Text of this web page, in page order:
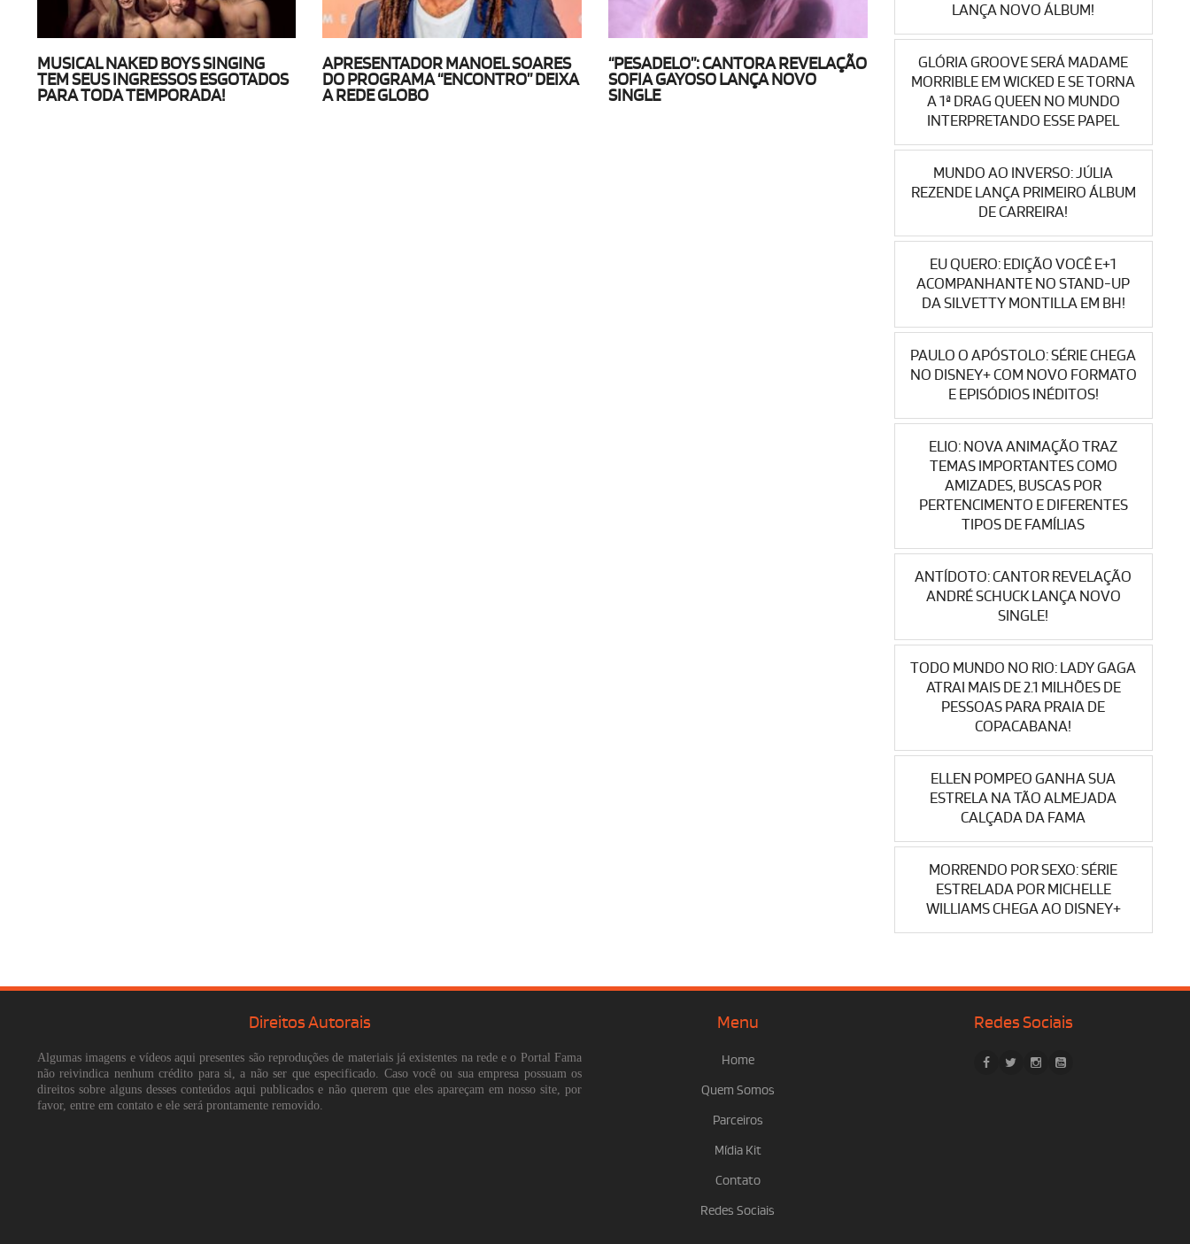
MUSICAL NAKED BOYS SINGING
TEM SEUS INGRESSOS ESGOTADOS
PARA TODA TEMPORADA!
APRESENTADOR MANOEL SOARES
DO PROGRAMA “ENCONTRO” DEIXA
A REDE GLOBO
“PESADELO”: CANTORA REVELAÇÃO
SOFIA GAYOSO LANÇA NOVO
SINGLE
LANÇA NOVO ÁLBUM!
GLÓRIA GROOVE SERÁ MADAME
MORRIBLE EM WICKED E SE TORNA
A 1ª DRAG QUEEN NO MUNDO
INTERPRETANDO ESSE PAPEL
MUNDO AO INVERSO: JÚLIA
REZENDE LANÇA PRIMEIRO ÁLBUM
DE CARREIRA!
EU QUERO: EDIÇÃO VOCÊ E+1
ACOMPANHANTE NO STAND-UP
DA SILVETTY MONTILLA EM BH!
PAULO O APÓSTOLO: SÉRIE CHEGA
NO DISNEY+ COM NOVO FORMATO
E EPISÓDIOS INÉDITOS!
ELIO: NOVA ANIMAÇÃO TRAZ
TEMAS IMPORTANTES COMO
AMIZADES, BUSCAS POR
PERTENCIMENTO E DIFERENTES
TIPOS DE FAMÍLIAS
ANTÍDOTO: CANTOR REVELAÇÃO
ANDRÉ SCHUCK LANÇA NOVO
SINGLE!
TODO MUNDO NO RIO: LADY GAGA
ATRAI MAIS DE 2.1 MILHÕES DE
PESSOAS PARA PRAIA DE
COPACABANA!
ELLEN POMPEO GANHA SUA
ESTRELA NA TÃO ALMEJADA
CALÇADA DA FAMA
MORRENDO POR SEXO: SÉRIE
ESTRELADA POR MICHELLE
WILLIAMS CHEGA AO DISNEY+
Direitos Autorais
Algumas imagens e vídeos aqui presentes são reproduções de materiais já existentes na rede e o Portal Fama
não reivindica nenhum crédito para si, a não ser que especificado. Caso você ou sua empresa possuam os
direitos sobre alguns desses conteúdos aqui publicados e não querem que eles apareçam em nosso site, por
favor, entre em contato e ele será prontamente removido.
Menu
Home
Quem Somos
Parceiros
Mídia Kit
Contato
Redes Sociais
Redes Sociais